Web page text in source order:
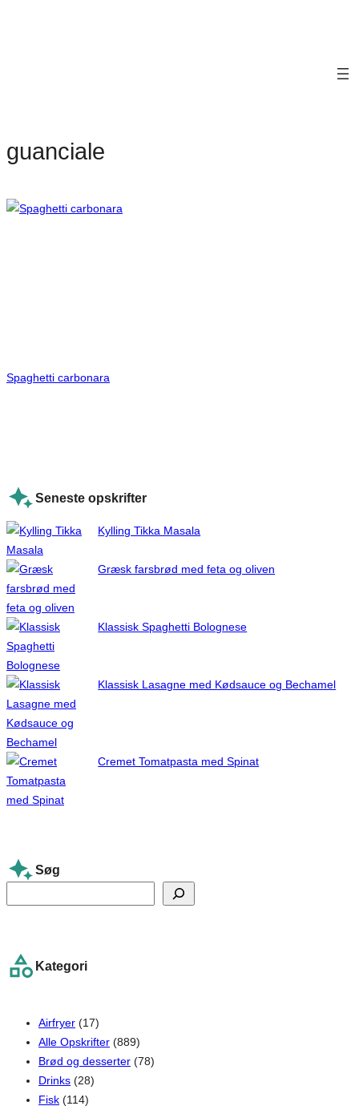
guanciale
Spaghetti carbonara
Seneste opskrifter
Kylling Tikka Masala
Græsk farsbrød med feta og oliven
Klassisk Spaghetti Bolognese
Klassisk Lasagne med Kødsauce og Bechamel
Cremet Tomatpasta med Spinat
Søg
e
c
Kategori
Airfryer (17)
Alle Opskrifter (889)
Brød og desserter (78)
Drinks (28)
Fisk (114)